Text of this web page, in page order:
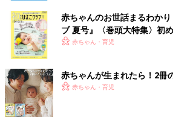
赤ちゃんのお世話まるわか
ブ 夏号』〈巻頭大特集〉初
く！ おっぱい・ミルクの基
赤ちゃん・育児
赤ちゃんが生まれたら！2冊
赤ちゃん・育児